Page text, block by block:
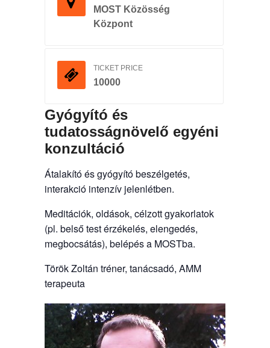
MOST Közösség
Központ
TICKET PRICE
10000
Gyógyító és
tudatosságnövelő egyéni
konzultáció
Átalakító és gyógyító beszélgetés,
interakció intenzív jelenlétben.
Meditációk, oldások, célzott gyakorlatok
(pl. belső test érzékelés, elengedés,
megbocsátás), belépés a MOSTba.
Török Zoltán tréner, tanácsadó, AMM
terapeuta